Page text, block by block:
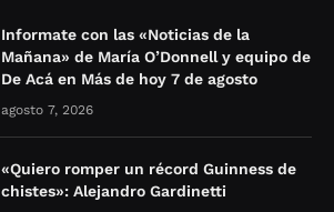
Informate con las «Noticias de la
Mañana» de María O’Donnell y equipo de
De Acá en Más de hoy 7 de agosto
agosto 7, 2026
«Quiero romper un récord Guinness de
chistes»: Alejandro Gardinetti